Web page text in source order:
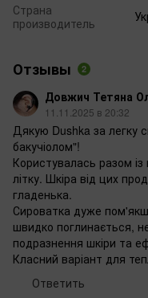
Страна
производитель
Отзывы 2
Довжич Тетяна
11.11.2025 в 20:32
Дякую Dushka за легку
бакучіолом"!
Користувалась разом
літку. Шкіра від цих
гладенька.
Сироватка дуже
швидко поглинається,
подразнення шкіри та
Класний варіант для
Ответить